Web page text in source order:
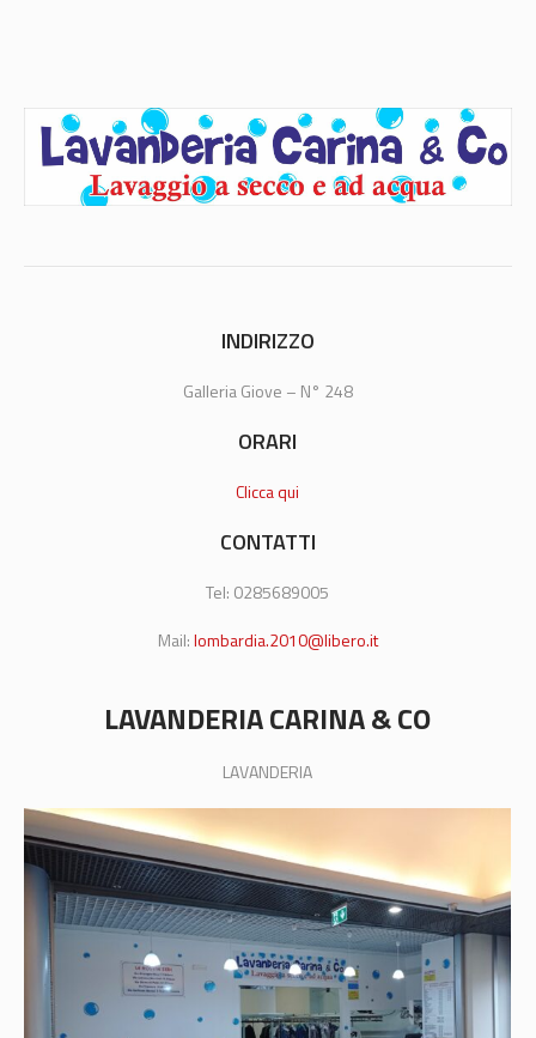
INDIRIZZO
Galleria Giove – N° 248
ORARI
Clicca qui
CONTATTI
Tel: 0285689005
Mail:lombardia.2010@libero.it
LAVANDERIA CARINA & CO
LAVANDERIA